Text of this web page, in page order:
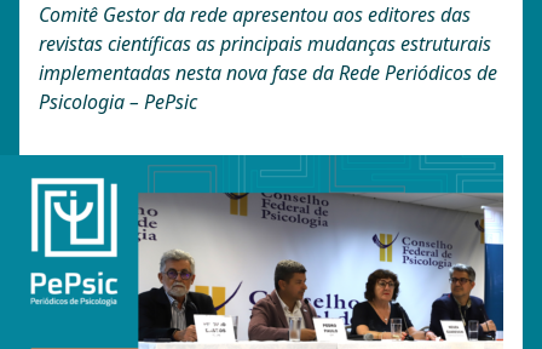
Comitê Gestor da rede apresentou aos editores das
revistas científicas as principais mudanças estruturais
implementadas nesta nova fase da Rede Periódicos de
Psicologia – PePsic